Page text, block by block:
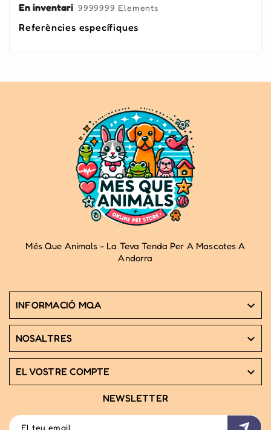
En inventari 9999999 Elements
Referències específiques
Més Que Animals - La Teva Tenda Per A Mascotes A
Andorra
INFORMACIÓ MQA 
NOSALTRES 
EL VOSTRE COMPTE 
NEWSLETTER